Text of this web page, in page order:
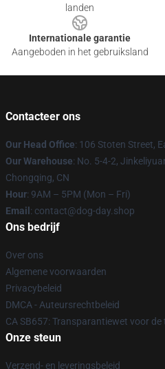
landen
Internationale garantie
Aangeboden in het gebruiksland
Contacteer ons
Our Head Office: 106 Stoten Street,
Our Warehouse: No. 5-4-2,
Chongqing, CN
Hour: 9AM – 5PM (Mon – Fri)
Email : contact@dog-day.shop
Ons bedrijf
Over ons
Algemene voorwaarden
Privacybeleid
DMCA - Auteursrechtbeleid
CA SB657: Transparantiewet voor
Onze steun
Verzend- en leveringsbeleid